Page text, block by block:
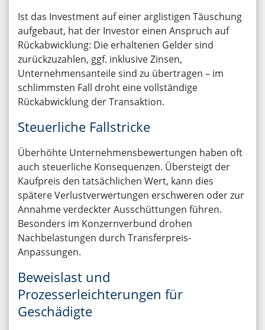
Ist das Investment auf einer arglistigen Täuschung
aufgebaut, hat der Investor einen Anspruch auf
Rückabwicklung: Die erhaltenen Gelder sind
zurückzuzahlen, ggf. inklusive Zinsen,
Unternehmensanteile sind zu übertragen – im
schlimmsten Fall droht eine vollständige
Rückabwicklung der Transaktion.
Steuerliche Fallstricke
Überhöhte Unternehmensbewertungen haben oft
auch steuerliche Konsequenzen. Übersteigt der
Kaufpreis den tatsächlichen Wert, kann dies
spätere Verlustverwertungen erschweren oder zur
Annahme verdeckter Ausschüttungen führen.
Besonders im Konzernverbund drohen
Nachbelastungen durch Transferpreis-
Anpassungen.
Beweislast und
Prozesserleichterungen für
Geschädigte